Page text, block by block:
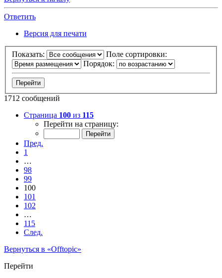
Ответить
Версия для печати
Показать:
Поле сортировки:
Порядок:
1712 сообщений
Страница 100 из 115
Перейти на страницу:
Пред.
1
…
98
99
100
101
102
…
115
След.
Вернуться в «Offtopic»
Перейти